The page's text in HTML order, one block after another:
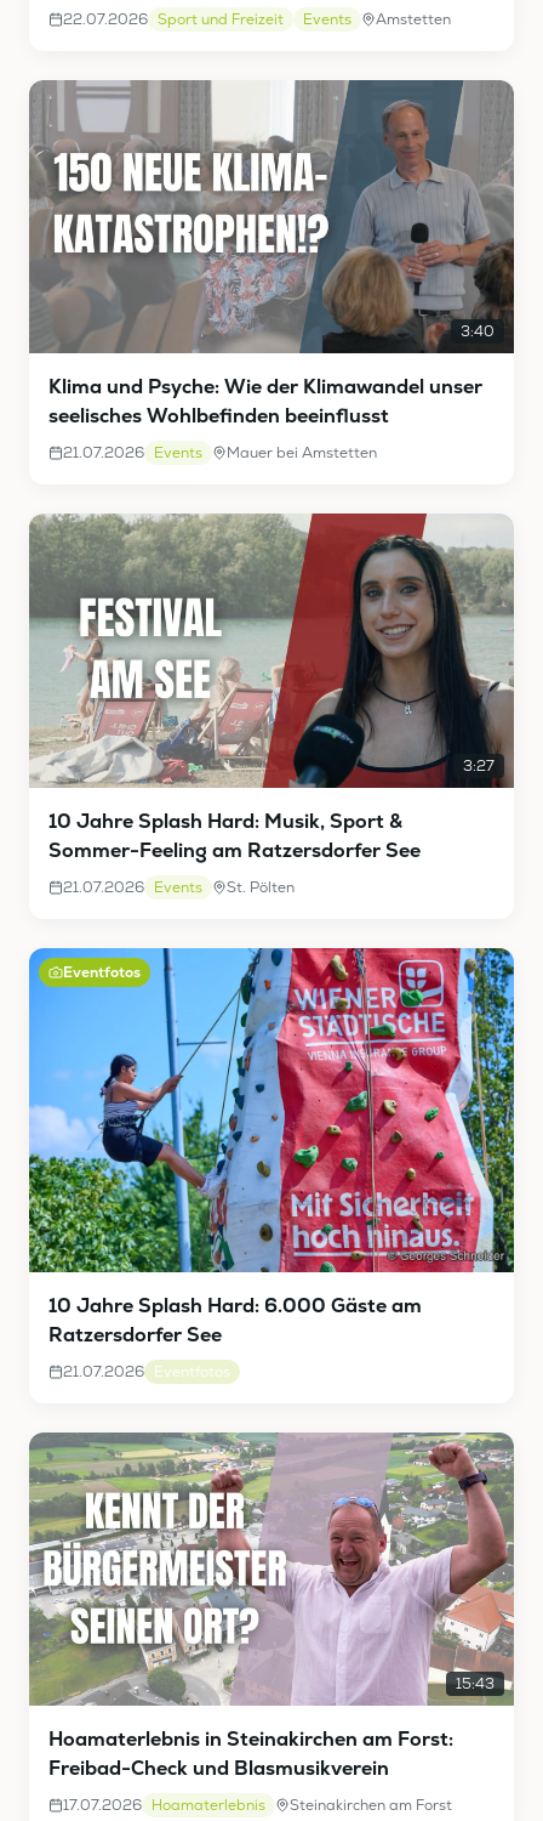
22.07.2026 Sport und Freizeit Events Amstetten
3:40
Klima und Psyche: Wie der Klimawandel unser
seelisches Wohlbefinden beeinflusst
21.07.2026 Events Mauer bei Amstetten
3:27
10 Jahre Splash Hard: Musik, Sport &
Sommer-Feeling am Ratzersdorfer See
21.07.2026 Events St. Pölten
Eventfotos
10 Jahre Splash Hard: 6.000 Gäste am
Ratzersdorfer See
21.07.2026 Eventfotos
15:43
Hoamaterlebnis in Steinakirchen am Forst:
Freibad-Check und Blasmusikverein
17.07.2026 Hoamaterlebnis Steinakirchen am Forst